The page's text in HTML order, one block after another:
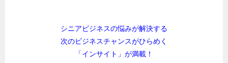
シニアビジネスの悩みが解決する
次のビジネスチャンスがひらめく
「インサイト」が満載！